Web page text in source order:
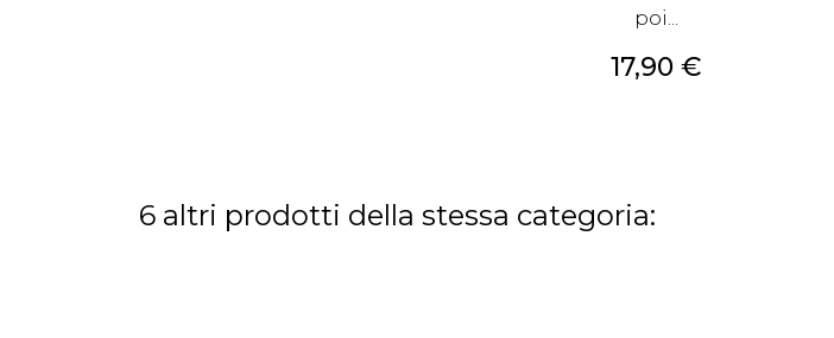
poi...
Prezzo
17,90 €
6 altri prodotti della stessa categoria: